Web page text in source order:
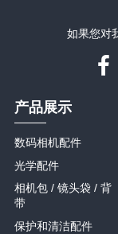
如果您对
产品展示
数码相机配件
光学配件
相机包 / 镜头袋 / 背
带
保护和清洁配件